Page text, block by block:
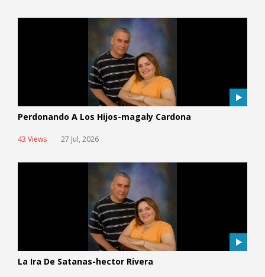
Perdonando A Los Hijos-magaly Cardona
43 Views 27 Jul, 2026
La Ira De Satanas-hector Rivera